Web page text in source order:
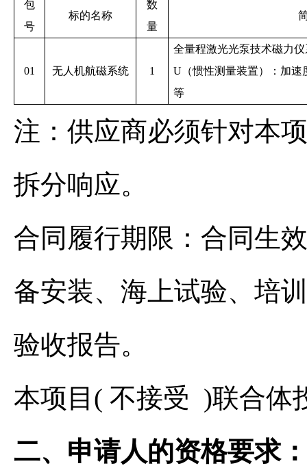
包
号
标的名称
数
量
01 无人机航磁系统 1
全量程激光光泵技术磁力
U（惯性测量装置）：加速
等
注：供应商必须针对本
拆分响应。
合同履行期限：合同生
备安装、海上试验、培
验收报告。
本项目( 不接受 )联合体
二、申请人的资格要求：